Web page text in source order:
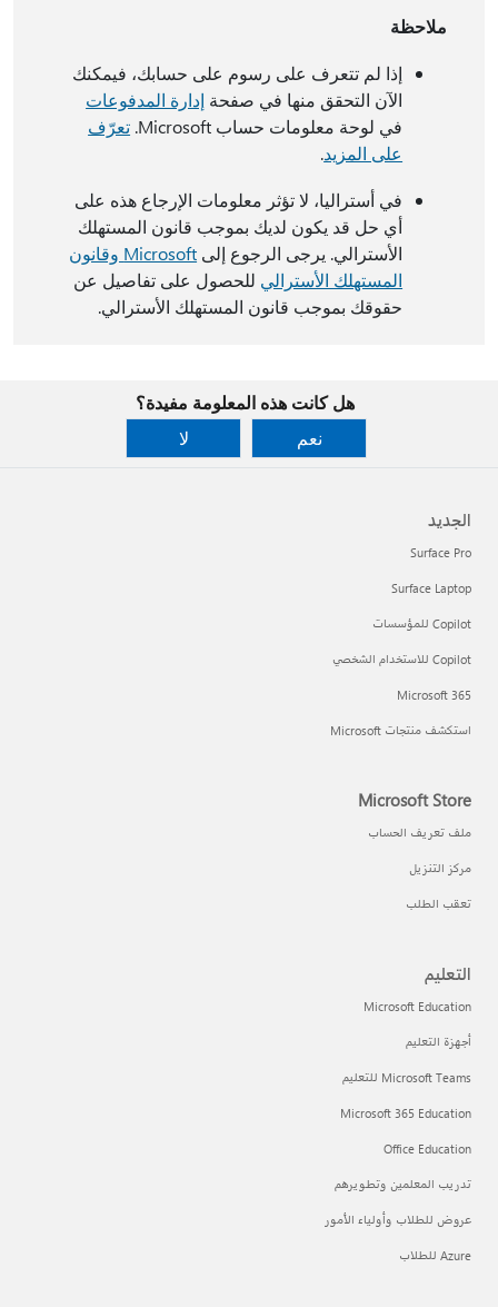
ملاحظة
إذا لم تتعرف على رسوم على حسابك، فيمكنك
الآن التحقق منها في صفحة إدارة المدفوعات
في لوحة معلومات حساب Microsoft.
تعرّف
على المزيد.
في أستراليا، لا تؤثر معلومات الإرجاع هذه على
أي حل قد يكون لديك بموجب قانون المستهلك
الأسترالي. يرجى الرجوع إلى
Microsoft وقانون
المستهلك الأسترالي للحصول على تفاصيل عن
حقوقك بموجب قانون المستهلك الأسترالي.
هل كانت هذه المعلومة مفيدة؟
نعم
لا
الجديد
Surface Pro
Surface Laptop
Copilot للمؤسسات
Copilot للاستخدام الشخصي
Microsoft 365
استكشف منتجات Microsoft
Microsoft Store
ملف تعريف الحساب
مركز التنزيل
تعقب الطلب
التعليم
Microsoft Education
أجهزة التعليم
Microsoft Teams للتعليم
Microsoft 365 Education
Office Education
تدريب المعلمين وتطويرهم
عروض للطلاب وأولياء الأمور
Azure للطلاب